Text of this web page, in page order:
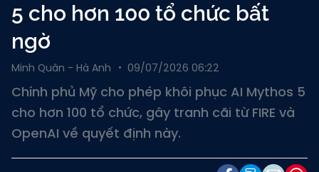
5 cho hơn 100 tổ chức bất
ngờ
Minh Quân - Hà Anh 09/07/2026 06:22
Chính phủ Mỹ cho phép khôi phục AI Mythos 5
cho hơn 100 tổ chức, gây tranh cãi từ FIRE và
OpenAI về quyết định này.